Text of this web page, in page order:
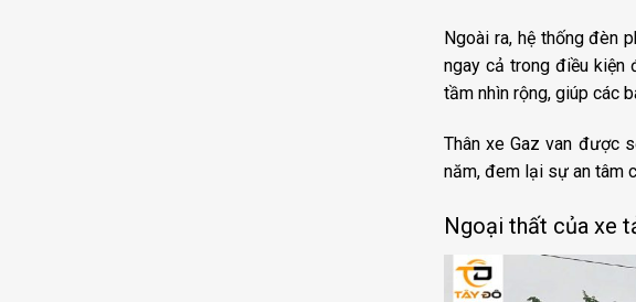
Ngoài ra, hệ thống đèn
ngay cả trong điều kiện
tầm nhìn rộng, giúp các
Thân xe Gaz van được
năm, đem lại sự an tâm
Ngoại thất của xe